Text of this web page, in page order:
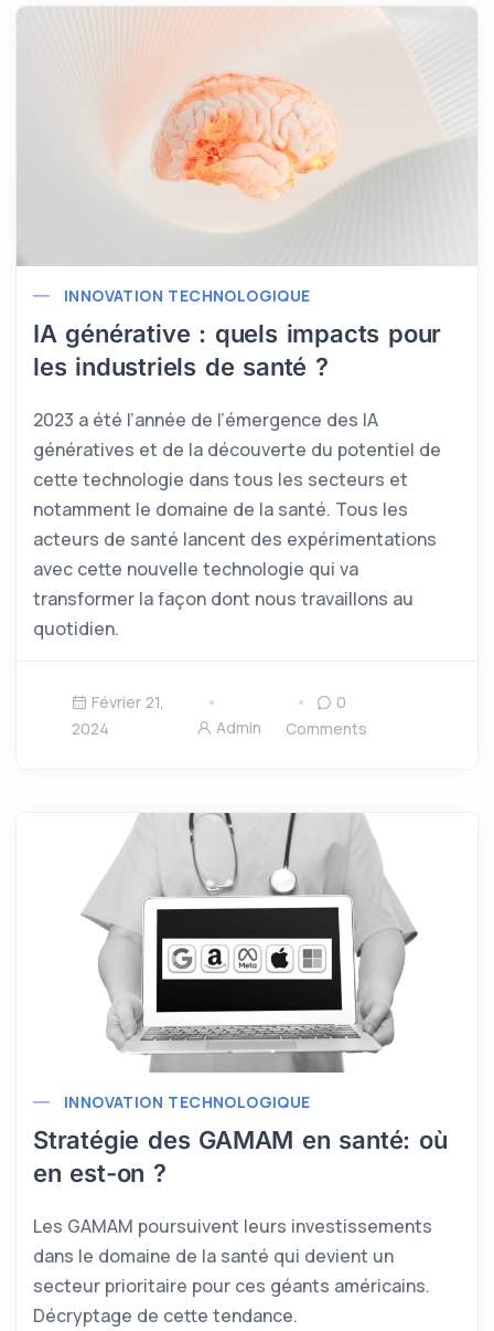
INNOVATION TECHNOLOGIQUE
IA générative : quels impacts pour
les industriels de santé ?
2023 a été l’année de l’émergence des IA
génératives et de la découverte du potentiel de
cette technologie dans tous les secteurs et
notamment le domaine de la santé. Tous les
acteurs de santé lancent des expérimentations
avec cette nouvelle technologie qui va
transformer la façon dont nous travaillons au
quotidien.
Février 21,
2024
Admin
0
Comments
INNOVATION TECHNOLOGIQUE
Stratégie des GAMAM en santé: où
en est-on ?
Les GAMAM poursuivent leurs investissements
dans le domaine de la santé qui devient un
secteur prioritaire pour ces géants américains.
Décryptage de cette tendance.